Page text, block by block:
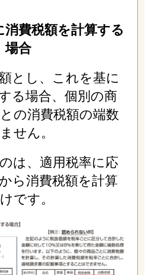
消費税額を計算する
場合
とし、これを基に
る場合、個別の商
の消費税額の端数
せん。
は、適用税率に応
ら消費税額を計算
です。